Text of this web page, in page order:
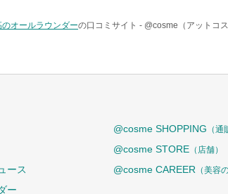
のオールラウンダーの口コミサイト - @cosme（アットコス
ース
ー
@cosme SHOPPING （通
@cosme STORE （店舗）
@cosme CAREER （美容